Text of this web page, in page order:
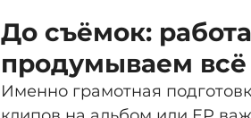
До съёмок:
продумываем
Именно грамотная